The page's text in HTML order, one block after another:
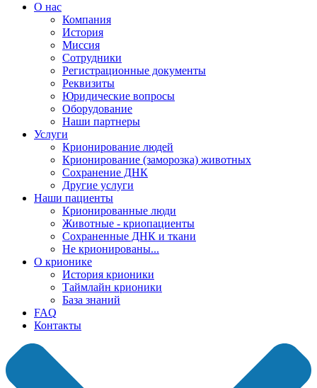
О нас
Компания
История
Миссия
Сотрудники
Регистрационные документы
Реквизиты
Юридические вопросы
Оборудование
Наши партнеры
Услуги
Крионирование людей
Крионирование (заморозка) животных
Сохранение ДНК
Другие услуги
Наши пациенты
Крионированные люди
Животные - криопациенты
Сохраненные ДНК и ткани
Не крионированы...
О крионике
История крионики
Таймлайн крионики
База знаний
FAQ
Контакты